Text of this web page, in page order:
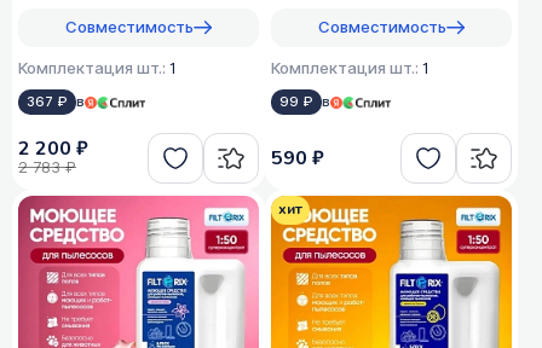
Совместимость
Комплектация шт.: 1
367 ₽ в
2 200 ₽
2 783 ₽
Совместимость
Комплектация шт.: 1
99 ₽ в
590 ₽
хит